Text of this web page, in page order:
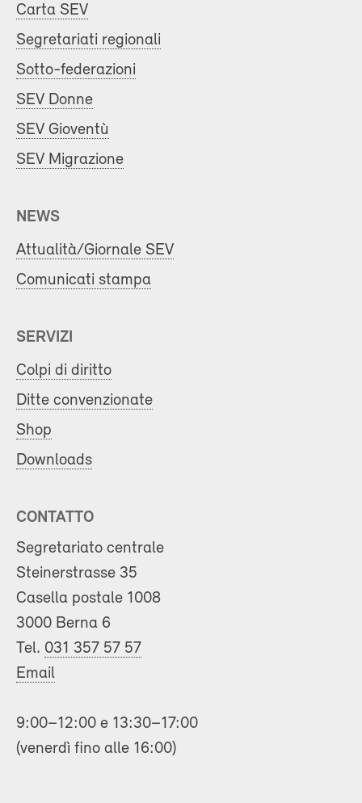
Carta SEV
Segretariati regionali
Sotto-federazioni
SEV Donne
SEV Gioventù
SEV Migrazione
NEWS
Attualità/Giornale SEV
Comunicati stampa
SERVIZI
Colpi di diritto
Ditte convenzionate
Shop
Downloads
CONTATTO
Segretariato centrale
Steinerstrasse 35
Casella postale 1008
3000 Berna 6
Tel. 031 357 57 57
Email
9:00–12:00 e 13:30–17:00
(venerdì fino alle 16:00)